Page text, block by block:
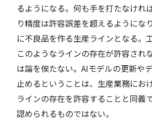
るようになる。何も手を打たなけれ
り精度は許容誤差を超えるようにな
に不良品を作る生産ラインとなる。
このようなラインの存在が許容され
は論を俟たない。AIモデルの更新や
止めるということは、生産業務にお
ラインの存在を許容することと同義
認められるものではない。